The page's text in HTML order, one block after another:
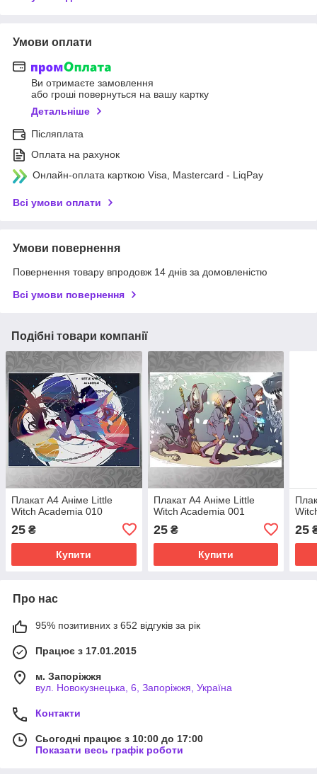
Умови оплати
Ви отримаєте замовлення
або гроші повернуться на вашу картку
Детальніше
Післяплата
Оплата на рахунок
Онлайн-оплата карткою Visa, Mastercard - LiqPay
Всі умови оплати
Умови повернення
Повернення товару впродовж 14 днів за домовленістю
Всі умови повернення
Подібні товари компанії
Плакат А4 Аніме Little
Witch Academia 010
25 ₴
Купити
Плакат А4 Аніме Little
Witch Academia 001
25₴
Купити
25
Про нас
95% позитивних з 652 відгуків за рік
Працює з 17.01.2015
м. Запоріжжя
вул. Новокузнецька, 6, Запоріжжя, Україна
Контакти
Сьогодні працює з 10:00 до 17:00
Показати весь графік роботи